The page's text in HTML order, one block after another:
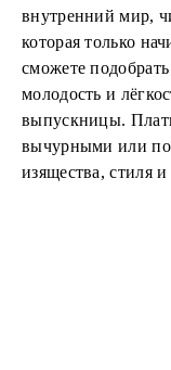
внутренний мир,
которая только
сможете
молодость и
выпускницы.
вычурными или
изящества, стиля